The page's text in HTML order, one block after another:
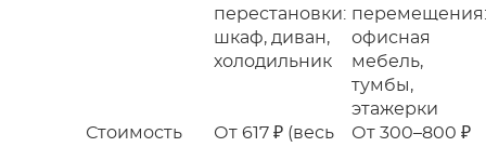
перестановки:
шкаф, диван,
холодильник
перемещения:
офисная
мебель,
тумбы,
этажерки
Стоимость
От 617 ₽ (весь
От 300–800 ₽